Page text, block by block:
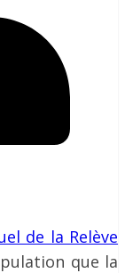
de la Relève
que la